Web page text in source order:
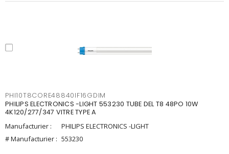
PHI10T8CORE48840IF16GDIM
PHILIPS ELECTRONICS -LIGHT 553230 TUBE DEL T8 48PO 10W
4K120/277/347 VITRE TYPE A
Manufacturier :
PHILIPS ELECTRONICS -LIGHT
# Manufacturier : 553230